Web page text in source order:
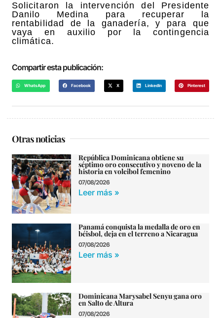
Solicitaron la intervención del Presidente
Danilo Medina para recuperar la
rentabilidad de la ganadería, y para que
vaya en auxilio por la contingencia
climática.
Compartir esta publicación:
WhatsApp Facebook X LinkedIn Pinterest
Otras noticias
República Dominicana obtiene su
séptimo oro consecutivo y noveno de la
historia en voleibol femenino
07/08/2026
Leer más »
Panamá conquista la medalla de oro en
béisbol, deja en el terreno a Nicaragua
07/08/2026
Leer más »
Dominicana Marysabel Senyu gana oro
en Salto de Altura
07/08/2026